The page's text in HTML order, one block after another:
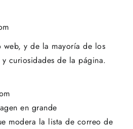
web, y de la mayoría de los
curiosidades de la página.
en grande
modera la lista de correo de